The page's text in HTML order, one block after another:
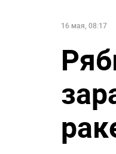
16 мая, 08:17